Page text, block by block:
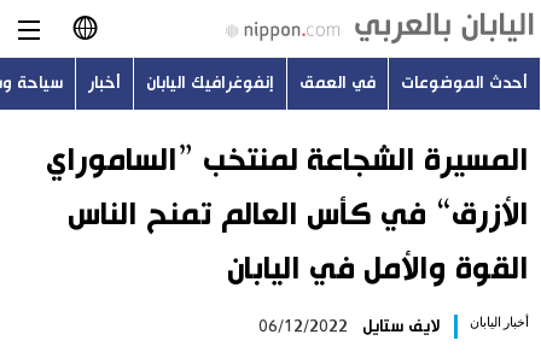
日本語
English
简体字
أحدث الموضوعات
أحدث الموضوعات في العمق إنفوغرافيك اليابان أخبار سياحة
المسيرة الشجاعة لمنتخب ”الساموراي
الأزرق“ في كأس العالم تمنح الناس
القوة والأمل في اليابان
أخبار اليابان لايف ستايل 06/12/2022